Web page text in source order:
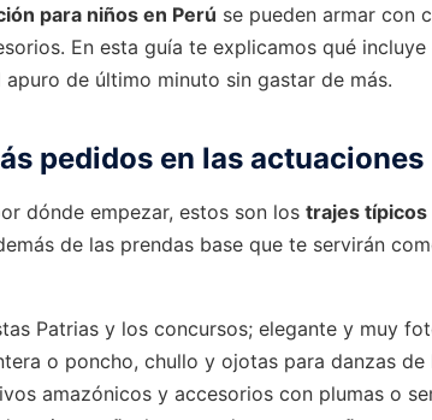
para niños en Perú se pueden armar con
En esta guía te explicamos qué
de último minuto sin gastar de más.
pedidos en las actuaciones
dónde empezar, estos son los trajes típicos
de las prendas base que te servirán
Patrias y los concursos; elegante y muy
o poncho, chullo y ojotas para danzas de
amazónicos y accesorios con plumas o